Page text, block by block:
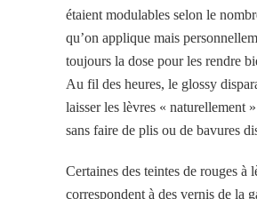
étaient modulables selon le
qu’on applique mais
toujours la dose pour les rendre
Au fil des heures, le glossy
laisser les lèvres « naturellement
sans faire de plis ou de bavures
Certaines des teintes de rouges à
correspondent à des vernis de la